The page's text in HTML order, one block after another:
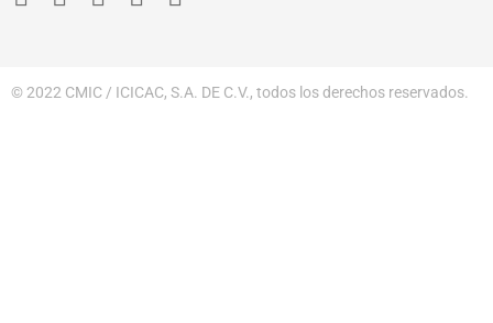
© 2022 CMIC / ICICAC, S.A. DE C.V., todos los derechos reservados.